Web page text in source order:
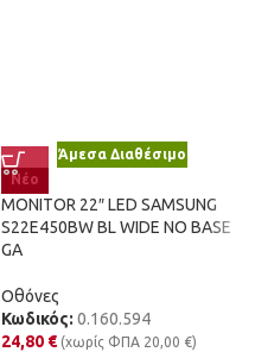
Άμεσα Διαθέσιμο
Νέο
MONITOR 22″ LED SAMSUNG
S22E450BW BL WIDE NO BASE
GA
Οθόνες
Κωδικός: 0.160.594
24,80 € (χωρίς ΦΠΑ 20,00 €)